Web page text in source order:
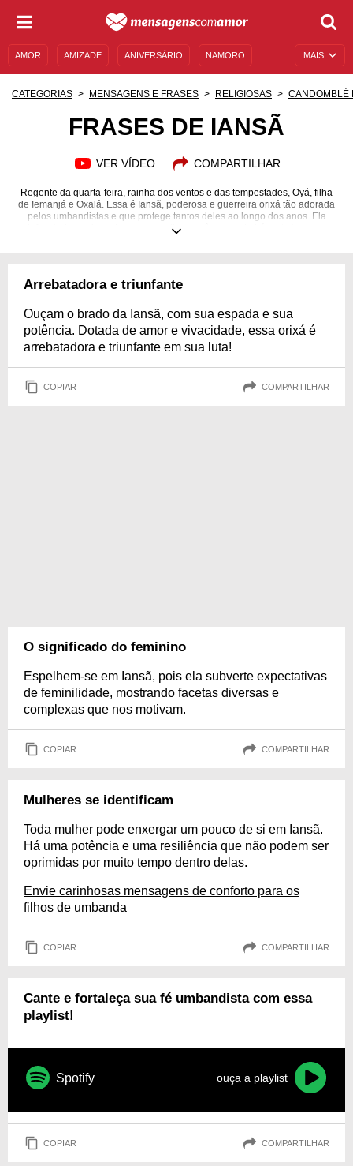
MAIS
AMOR AMIZADE ANIVERSÁRIO NAMORO
CATEGORIAS MENSAGENS E FRASES RELIGIOSAS CANDOMBLÉ
FRASES DE IANSÃ
VER VÍDEO COMPARTILHAR
Regente da quarta-feira, rainha dos ventos e das tempestades, Oyá, filha
de Iemanjá e Oxalá. Essa é Iansã, poderosa e guerreira orixá tão adorada
pelos umbandistas e que protege tantos deles ao longo dos anos. Ela
define tudo aquilo pelo que as mulheres vêm lutando há tanto tempo: a
plenamente alcançados.
Arrebatadora e triunfante
Ouçam o brado da Iansã, com sua espada e sua
potência. Dotada de amor e vivacidade, essa orixá é
arrebatadora e triunfante em sua luta!
COPIAR COMPARTILHAR
O significado do feminino
Espelhem-se em Iansã, pois ela subverte expectativas
de feminilidade, mostrando facetas diversas e
complexas que nos motivam.
COPIAR COMPARTILHAR
Mulheres se identificam
Toda mulher pode enxergar um pouco de si em Iansã.
Há uma potência e uma resiliência que não podem ser
oprimidas por muito tempo dentro delas.
Envie carinhosas mensagens de conforto para os
filhos de umbanda
COPIAR COMPARTILHAR
Cante e fortaleça sua fé umbandista com essa
playlist!
Spotify ouça a playlist
COPIAR COMPARTILHAR